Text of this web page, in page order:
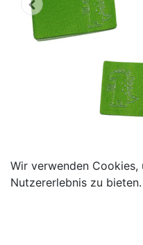
5er Set
Einnähen
Wir verwenden Cookies,
Nutzererlebnis zu bieten.